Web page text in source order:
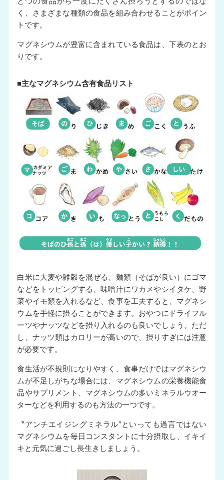
く、さまざまな種類の食品を組み合わせることがポイン
トです。
マグネシウムが豊富に含まれている食品は、下表のとお
りです。
■主なマグネシウム含有食品リスト
白米に大麦や雑穀を混ぜる、麺類（そばが良い）にゴマ
などをトッピングする、味噌汁にワカメやシイタケ、野
菜やイモ類を入れるなど、食事を工夫すると、マグネシ
ウムを手軽に摂ることができます。おやつにドライフル
ーツやナッツなどを摂り入れるのも良いでしょう。ただ
し、ナッツ類はカロリーが高いので、摂りすぎには注意
が必要です。
食生活が不規則になりやすく、食事だけではマグネシウ
ムが不足しがちな場合には、マグネシウムの栄養機能食
品やサプリメント、マグネシウムの多いミネラルウオー
ターなどを利用するのも方法の一つです。
〝アンチエイジングミネラル″といっても過言ではない
マグネシウムを毎日コンスタントに十分摂取し、イキイ
キと元気に過ごし長生きしましょう。